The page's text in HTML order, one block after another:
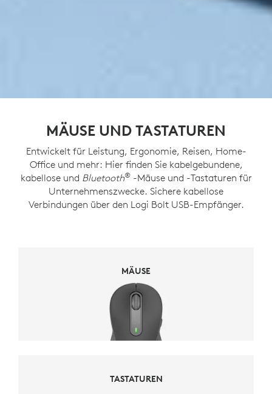
MÄUSE UND TASTATUREN
Entwickelt für Leistung, Ergonomie, Reisen, Home-
Office und mehr: Hier finden Sie kabelgebundene,
kabellose und Bluetooth®-Mäuse und -Tastaturen für
Unternehmenszwecke. Sichere kabellose
Verbindungen über den Logi Bolt USB-Empfänger.
MÄUSE
TASTATUREN